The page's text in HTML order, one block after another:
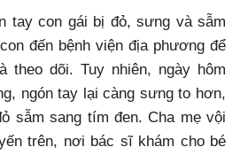
tay con gái bị đỏ, sưng và sẫm
đến bệnh viện địa phương để
theo dõi. Tuy nhiên, ngày hôm
ngón tay lại càng sưng to hơn,
sẫm sang tím đen. Cha mẹ vội
trên, nơi bác sĩ khám cho bé